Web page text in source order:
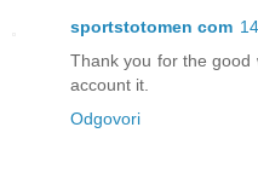
sportstotomen com
Thank you for the good
account it.
Odgovori